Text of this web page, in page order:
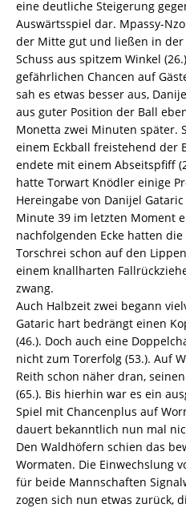
eine deutliche Steigerung
Auswärtsspiel dar. Mpassy-
der Mitte gut und ließen in der
Schuss aus spitzem Winkel
gefährlichen Chancen auf
sah es etwas besser aus,
aus guter Position der Ball
Monetta zwei Minuten später.
einem Eckball freistehend der
endete mit einem Abseitspfiff
hatte Torwart Knödler einige
Hereingabe von Danijel
Minute 39 im letzten Moment
nachfolgenden Ecke hatten
Torschrei schon auf den
einem knallharten
zwang.
Auch Halbzeit zwei begann
Gataric hart bedrängt einen
(46.). Doch auch eine
nicht zum Torerfolg (53.). Auf
Reith schon näher dran,
(65.). Bis hierhin war es ein
Spiel mit Chancenplus auf
dauert bekanntlich nun mal
Den Waldhöfern schien das
Wormaten. Die Einwechslung
für beide Mannschaften
zogen sich nun etwas zurück,